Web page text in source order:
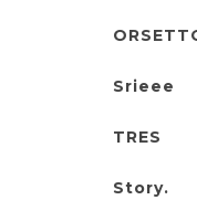
Srieee
TRES
Story.